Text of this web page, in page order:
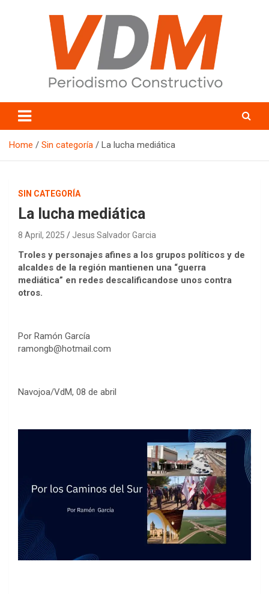
valledelmayo.com
Home Sin categoría La lucha mediática
SIN CATEGORÍA
La lucha mediática
8 April, 2025 Jesus Salvador Garcia
Troles y personajes afines a los grupos políticos y de
alcaldes de la región mantienen una “guerra
mediática” en redes descalificandose unos contra
otros.
Por Ramón García
ramongb@hotmail.com
Navojoa/VdM, 08 de abril